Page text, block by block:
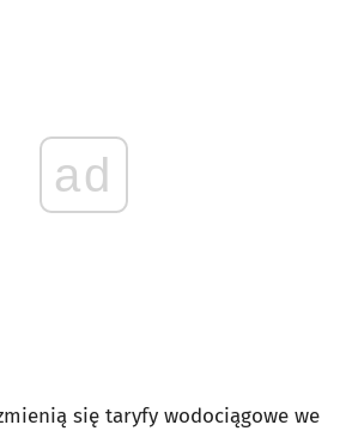
ad
się taryfy wodociągowe we